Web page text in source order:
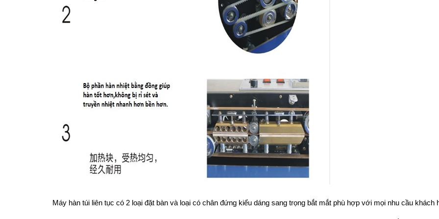
Máy hàn túi liên tục có 2 loại đặt bàn và loại có chân đứng kiểu dáng sang trọng bắt mắt phù hợp với mọi nhu cầu khách